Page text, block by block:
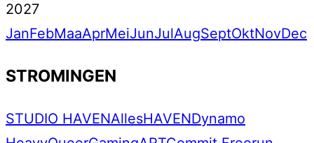
2027
JanFebMaaAprMeiJunJulAugSeptOktNovDec
STROMINGEN
STUDIO HAVENAllesHAVENDynamo